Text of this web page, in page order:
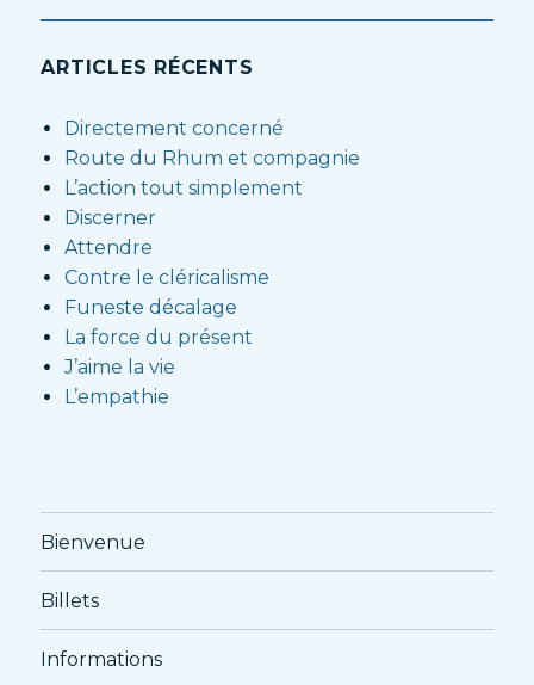
ARTICLES RÉCENTS
Directement concerné
Route du Rhum et compagnie
L’action tout simplement
Discerner
Attendre
Contre le cléricalisme
Funeste décalage
La force du présent
J’aime la vie
L’empathie
Bienvenue
Billets
Informations